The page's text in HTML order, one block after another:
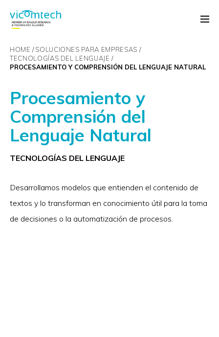
HOME
SOLUCIONES PARA EMPRESAS
TECNOLOGÍAS DEL LENGUAJE
PROCESAMIENTO Y COMPRENSIÓN DEL LENGUAJE NATURAL
Procesamiento y
Comprensión del
Lenguaje Natural
TECNOLOGÍAS DEL LENGUAJE
Desarrollamos modelos que entienden el contenido de
textos y lo transforman en conocimiento útil para la toma
de decisiones o la automatización de procesos.